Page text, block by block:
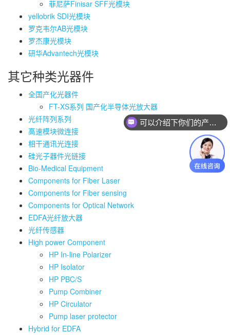
菲尼萨Finisar SFF光模块
yellobrik SDI光模块
罗克韦尔AB光模块
罗杰康光模块
研华Advantech光模块
其它种类光器件
全国产化光器件
FT-XS系列 国产化半导体光放大器
光纤阵列系列
高速模块微连接
相干通讯光连接
硅光子器件光链接
Bio-Medical Equipment
Components for Fiber Laser
Components for Fiber sensing
Components for Optical Network
EDFA光纤放大器
光纤传感器
High power Component
HP In-line Polarizer
HP Isolator
HP PBC/S
Pump Combiner
HP Circulator
Pump laser protector
Hybrid for EDFA
你们是怎么收费的呢